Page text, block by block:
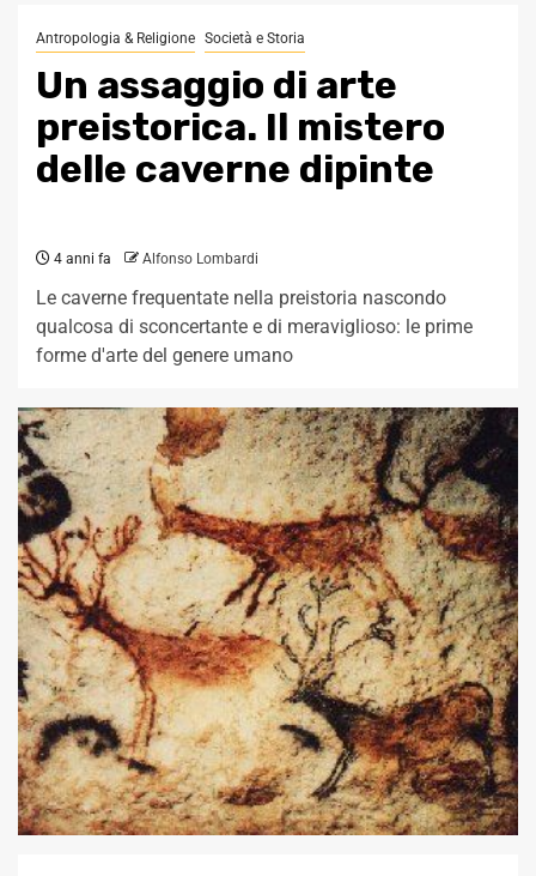
Antropologia & Religione Società e Storia
Un assaggio di arte
preistorica. Il mistero
delle caverne dipinte
4 anni fa Alfonso Lombardi
Le caverne frequentate nella preistoria nascondo
qualcosa di sconcertante e di meraviglioso: le prime
forme d'arte del genere umano